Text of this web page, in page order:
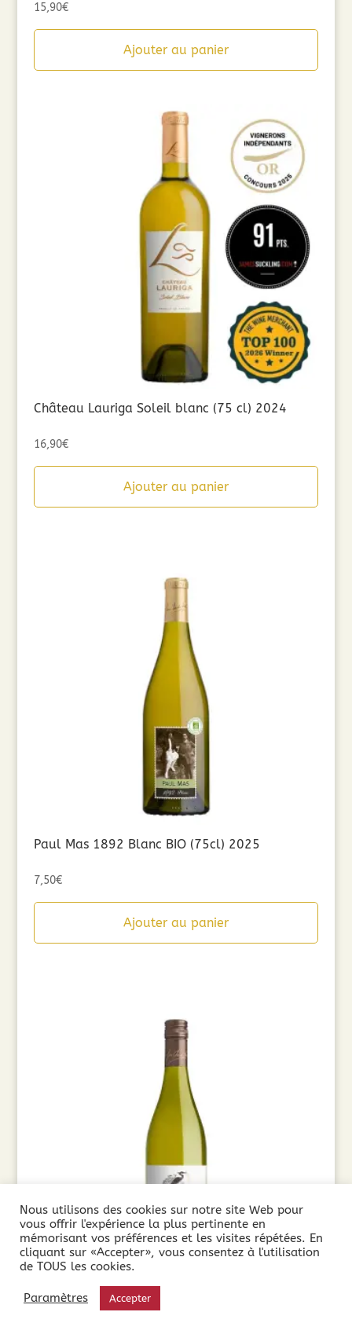
15,90€
Ajouter au panier
Château Lauriga Soleil blanc (75 cl) 2024
16,90€
Ajouter au panier
Paul Mas 1892 Blanc BIO (75cl) 2025
7,50€
Ajouter au panier
Nous utilisons des cookies sur notre site Web pour
vous offrir l'expérience la plus pertinente en
mémorisant vos préférences et les visites répétées. En
cliquant sur «Accepter», vous consentez à l'utilisation
de TOUS les cookies.
Paramètres Accepter